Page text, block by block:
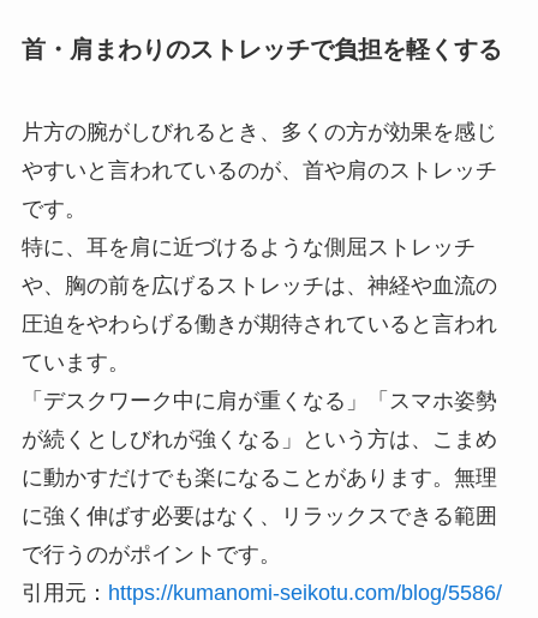
首・肩まわりのストレッチで負担を軽くする
片方の腕がしびれるとき、多くの方が効果を感じ
やすいと言われているのが、首や肩のストレッチ
です。
特に、耳を肩に近づけるような側屈ストレッチ
や、胸の前を広げるストレッチは、神経や血流の
圧迫をやわらげる働きが期待されていると言われ
ています。
「デスクワーク中に肩が重くなる」「スマホ姿勢
が続くとしびれが強くなる」という方は、こまめ
に動かすだけでも楽になることがあります。無理
に強く伸ばす必要はなく、リラックスできる範囲
で行うのがポイントです。
引用元： https://kumanomi-seikotu.com/blog/5586/